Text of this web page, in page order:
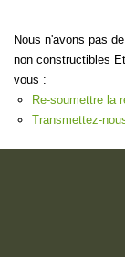
Créer
Nous n'avons pas
non constructibles
vous :
Re-soumettre la
Transmettez-